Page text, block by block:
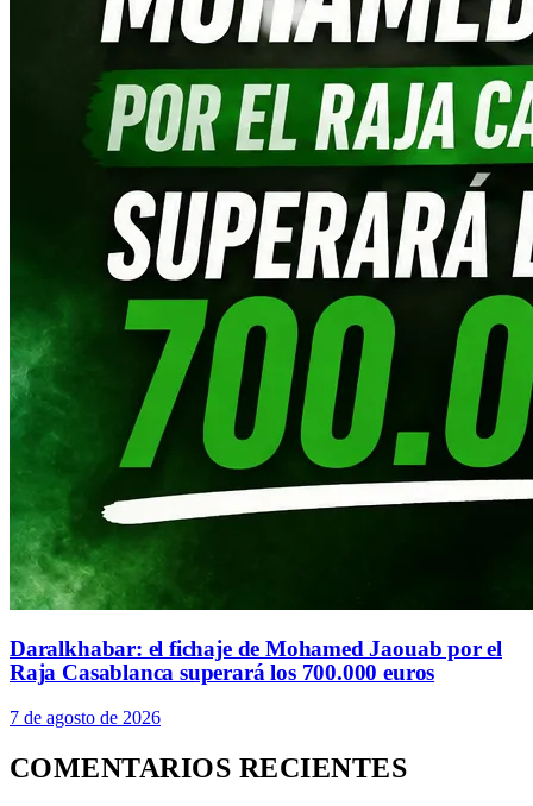
Daralkhabar: el fichaje de Mohamed Jaouab por el
Raja Casablanca superará los 700.000 euros
7 de agosto de 2026
COMENTARIOS RECIENTES